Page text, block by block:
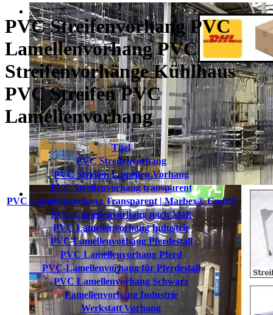
PVC Streifenvorhang PVC
Lamellenvorhang PVC
Streifenvorhänge Kühlhaus
PVC Streifen PVC
Lamellenvorhang
Titel
PVC Streifenvorhang
PVC Streifen Lamellen Vorhang
PVC Streifenvorhang transparent
PVC Lamellenvorhang Transparent | Marbex® GmbH
PVC Lamellenvorhang nach Maß
PVC Lamellenvorhang Industrie
PVC Lamellenvorhang Pferdestall
PVC Lamellenvorhang Pferd
PVC-Lamellenvorhang für Pferdestall
PVC Lamellenvorhang Schwarz
Lamellenvorhang Industrie
Werkstatt Vorhang